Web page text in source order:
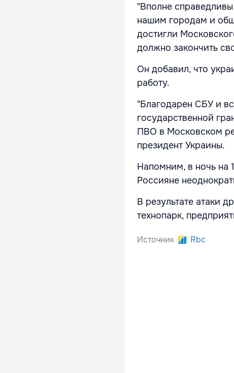
"Вполне
нашим городам и
достигли
должно закончить
Он добавил, что
работу.
"Благодарен СБУ и
государственной
ПВО в Московском
президент Украины.
Напомним, в ночь на
Россияне
В результате атаки
технопарк,
Источник Rbc